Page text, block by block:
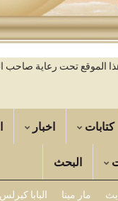
الموقع تحت رعاية صاحب
كتابات اخبار
البحث
مار مينا البابا كيرلس